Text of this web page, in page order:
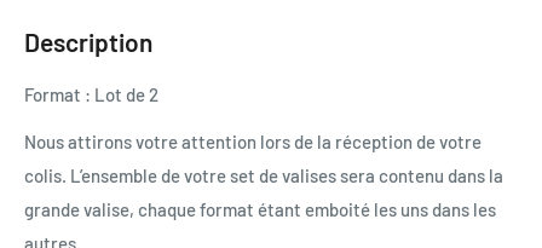
Description
Format : Lot de 2
Nous attirons votre attention lors de la réception de votre
colis. L’ensemble de votre set de valises sera contenu dans la
grande valise, chaque format étant emboité les uns dans les
autres.